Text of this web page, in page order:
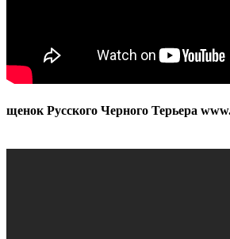
щенок Русского Черного Терьера